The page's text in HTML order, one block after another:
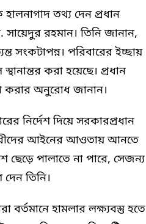
তথ্য দেন প্রধান
সায়েদুর রহমান। তিনি জানান,
সংকটাপন্ন। পরিবারের ইচ্ছায়
করা হয়েছে। প্রধান
করার অনুরোধ জানান।
নির্দেশ দিয়ে সরকারপ্রধান
আইনের আওতায় আনতে
ছেড়ে পালাতে না পারে, সেজন্য
দেন তিনি।
বর্তমানে হামলার লক্ষ্যবস্তু হতে